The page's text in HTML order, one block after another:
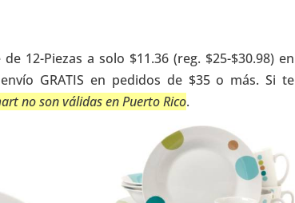
12-Piezas a solo $11.36 (reg. $25-$30.98) en
GRATIS en pedidos de $35 o más. Si te
no son válidas en Puerto Rico.